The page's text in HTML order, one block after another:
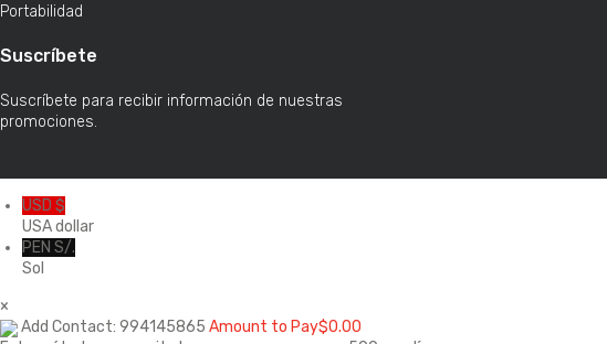
Portabilidad
Suscríbete
Suscríbete para recibir información de nuestras
promociones.
USD $
USA dollar
PEN S/.
Sol
×
Add Contact: 994145865 Amount to Pay$0.00